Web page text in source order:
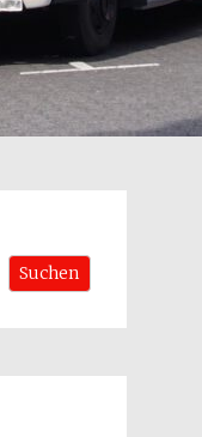
Suchen